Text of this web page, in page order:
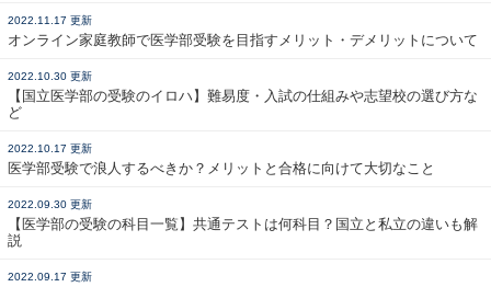
2022.11.17 更新
オンライン家庭教師で医学部受験を目指すメリット・デメリットについて
2022.10.30 更新
【国立医学部の受験のイロハ】難易度・入試の仕組みや志望校の選び方な
ど
2022.10.17 更新
医学部受験で浪人するべきか？メリットと合格に向けて大切なこと
2022.09.30 更新
【医学部の受験の科目一覧】共通テストは何科目？国立と私立の違いも解
説
2022.09.17 更新